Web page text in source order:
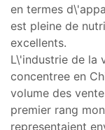
en termes
est pleine de
excellents.
L\'industrie de la
concentree en
volume des
premier rang
representaient